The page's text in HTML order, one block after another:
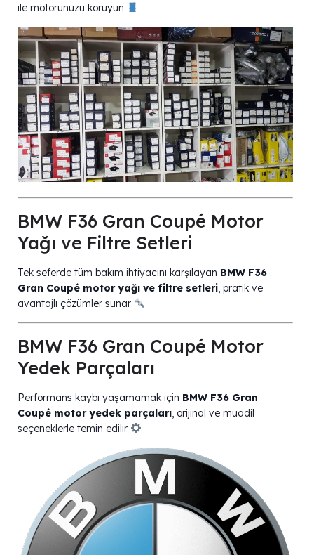
ile motorunuzu koruyun
BMW F36 Gran Coupé Motor
Yağı ve Filtre Setleri
Tek seferde tüm bakım ihtiyacını karşılayan BMW F36
Gran Coupé motor yağı ve filtre setleri , pratik ve
avantajlı çözümler sunar
BMW F36 Gran Coupé Motor
Yedek Parçaları
Performans kaybı yaşamamak için BMW F36 Gran
Coupé motor yedek parçaları , orijinal ve muadil
seçeneklerle temin edilir